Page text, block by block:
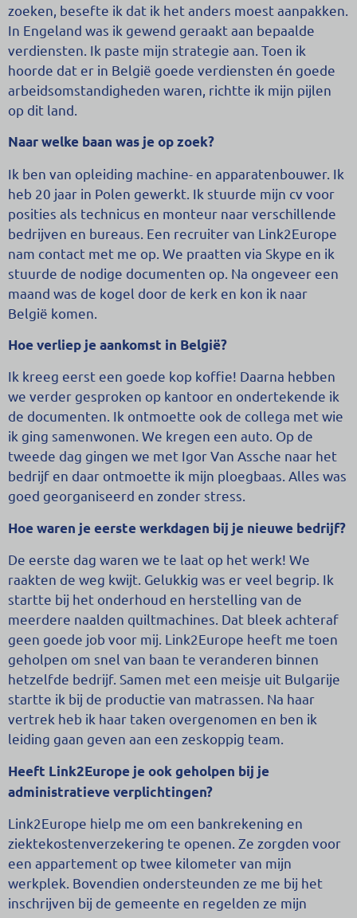
zoeken, besefte ik dat ik het anders moest aanpakken.
In Engeland was ik gewend geraakt aan bepaalde
verdiensten. Ik paste mijn strategie aan. Toen ik
hoorde dat er in België goede verdiensten én goede
arbeidsomstandigheden waren, richtte ik mijn pijlen
op dit land.
Naar welke baan was je op zoek?
Ik ben van opleiding machine- en apparatenbouwer. Ik
heb 20 jaar in Polen gewerkt. Ik stuurde mijn cv voor
posities als technicus en monteur naar verschillende
bedrijven en bureaus. Een recruiter van Link2Europe
nam contact met me op. We praatten via Skype en ik
stuurde de nodige documenten op. Na ongeveer een
maand was de kogel door de kerk en kon ik naar
België komen.
Hoe verliep je aankomst in België?
Ik kreeg eerst een goede kop koffie! Daarna hebben
we verder gesproken op kantoor en ondertekende ik
de documenten. Ik ontmoette ook de collega met wie
ik ging samenwonen. We kregen een auto. Op de
tweede dag gingen we met Igor Van Assche naar het
bedrijf en daar ontmoette ik mijn ploegbaas. Alles was
goed georganiseerd en zonder stress.
Hoe waren je eerste werkdagen bij je nieuwe bedrijf?
De eerste dag waren we te laat op het werk! We
raakten de weg kwijt. Gelukkig was er veel begrip. Ik
startte bij het onderhoud en herstelling van de
meerdere naalden quiltmachines. Dat bleek achteraf
geen goede job voor mij. Link2Europe heeft me toen
geholpen om snel van baan te veranderen binnen
hetzelfde bedrijf. Samen met een meisje uit Bulgarije
startte ik bij de productie van matrassen. Na haar
vertrek heb ik haar taken overgenomen en ben ik
leiding gaan geven aan een zeskoppig team.
Heeft Link2Europe je ook geholpen bij je
administratieve verplichtingen?
Link2Europe hielp me om een ​​bankrekening en
ziektekostenverzekering te openen. Ze zorgden voor
een appartement op twee kilometer van mijn
werkplek. Bovendien ondersteunden ze me bij het
inschrijven bij de gemeente en regelden ze mijn